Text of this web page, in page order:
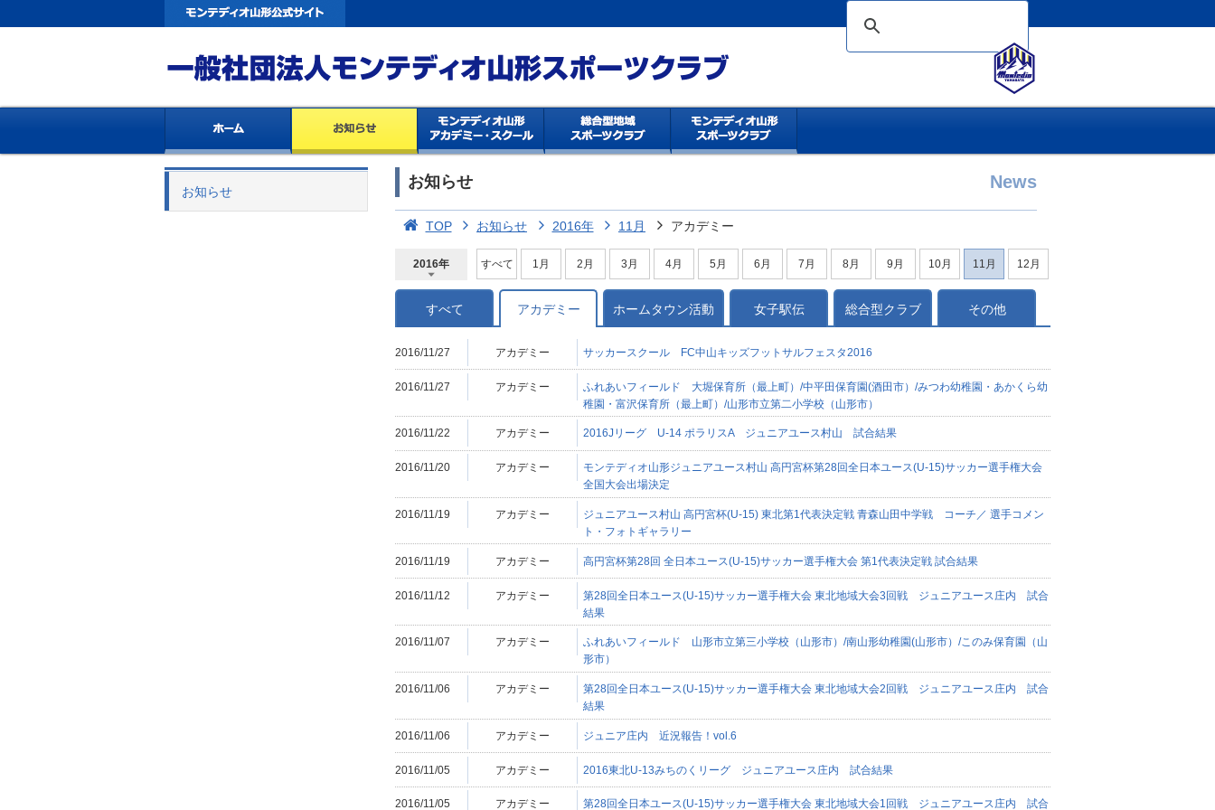
お知らせ
お知らせ News
TOP お知らせ 2016年 11月 アカデミー
2016年 すべて 1月 2月 3月 4月 5月 6月 7月 8月 9月 10月 11月 12月
すべて アカデミー ホームタウン活動 女子駅伝 総合型クラブ その他
2016/11/27 アカデミー サッカースクール FC中山キッズフットサルフェスタ2016
2016/11/27 アカデミー
ふれあいフィールド 大堀保育所（最上町）/中平田保育園(酒田市）/みつわ幼稚園・あかくら幼
稚園・富沢保育所（最上町）/山形市立第二小学校（山形市）
2016/11/22 アカデミー 2016Jリーグ U-14 ポラリスA ジュニアユース村山 試合結果
2016/11/20 アカデミー
モンテディオ山形ジュニアユース村山 高円宮杯第28回全日本ユース(U-15)サッカー選手権大会
全国大会出場決定
2016/11/19 アカデミー
ジュニアユース村山 高円宮杯(U-15) 東北第1代表決定戦 青森山田中学戦 コーチ／ 選手コメン
ト・フォトギャラリー
2016/11/19 アカデミー 高円宮杯第28回 全日本ユース(U-15)サッカー選手権大会 第1代表決定戦 試合結果
2016/11/12 アカデミー
第28回全日本ユース(U-15)サッカー選手権大会 東北地域大会3回戦 ジュニアユース庄内 試合
結果
2016/11/07 アカデミー
ふれあいフィールド 山形市立第三小学校（山形市）/南山形幼稚園(山形市）/このみ保育園（山
形市）
2016/11/06 アカデミー
第28回全日本ユース(U-15)サッカー選手権大会 東北地域大会2回戦 ジュニアユース庄内 試合
結果
2016/11/06 アカデミー ジュニア庄内 近況報告！vol.6
2016/11/05 アカデミー 2016東北U-13みちのくリーグ ジュニアユース庄内 試合結果
2016/11/05 アカデミー 第28回全日本ユース(U-15)サッカー選手権大会 東北地域大会1回戦 ジュニアユース庄内 試合